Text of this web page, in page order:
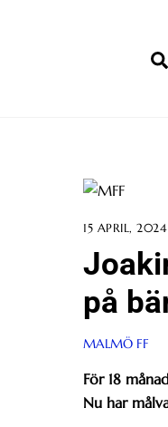
15 APRIL, 2024
på
MALMÖ FF
För 18
Nu har